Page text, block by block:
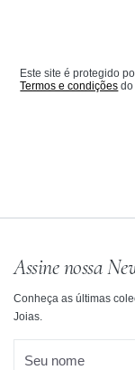
Este site é protegido
Termos e condições do
Assine nossa
Conheça as últimas
Joias.
Seu nome